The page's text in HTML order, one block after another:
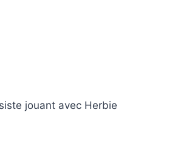
jouant avec Herbie